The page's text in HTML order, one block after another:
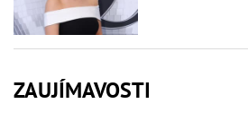
ZAUJÍMAVOSTI